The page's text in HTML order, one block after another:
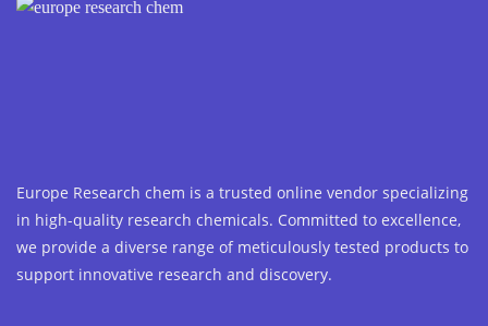
Europe Research chem is a trusted online vendor specializing
in high-quality research chemicals. Committed to excellence,
we provide a diverse range of meticulously tested products to
support innovative research and discovery.